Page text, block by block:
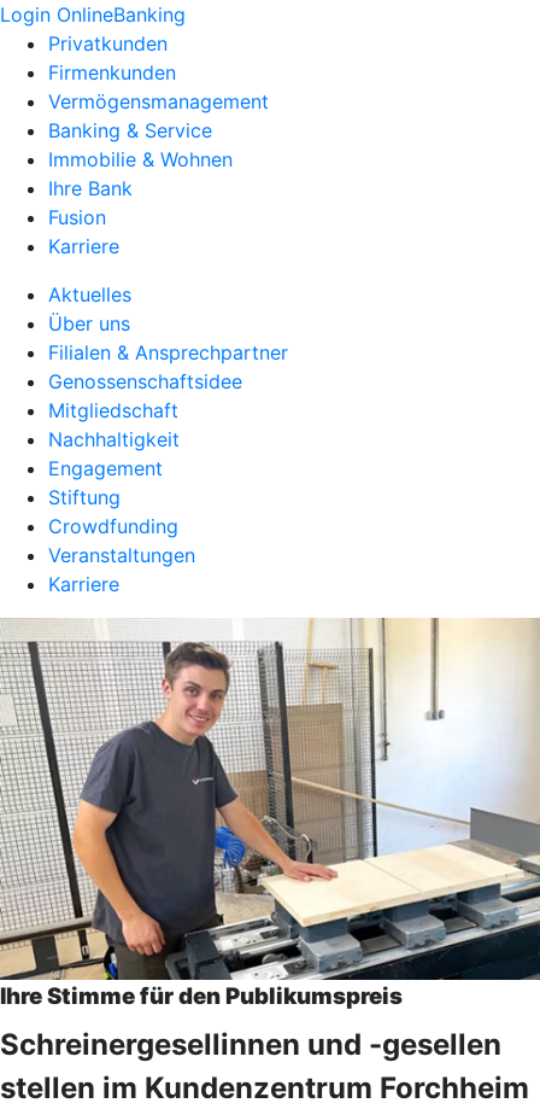
Login OnlineBanking
Privatkunden
Firmenkunden
Vermögensmanagement
Banking & Service
Immobilie & Wohnen
Ihre Bank
Fusion
Karriere
Aktuelles
Über uns
Filialen & Ansprechpartner
Genossenschaftsidee
Mitgliedschaft
Nachhaltigkeit
Engagement
Stiftung
Crowdfunding
Veranstaltungen
Karriere
Ihre Stimme für den Publikumspreis
Schreinergesellinnen und -gesellen
stellen im Kundenzentrum Forchheim